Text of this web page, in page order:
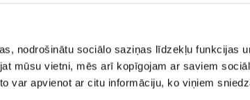
nodrošinātu sociālo saziņas līdzekļu funkcijas
mūsu vietni, mēs arī kopīgojam ar saviem
var apvienot ar citu informāciju, ko viņiem
розовых